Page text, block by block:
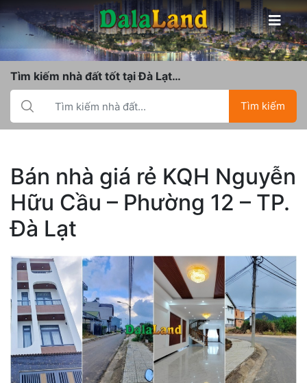
Tìm kiếm nhà đất tốt tại Đà Lạt…
Tìm kiếm
Bán nhà giá rẻ KQH Nguyễn
Hữu Cầu – Phường 12 – TP.
Đà Lạt